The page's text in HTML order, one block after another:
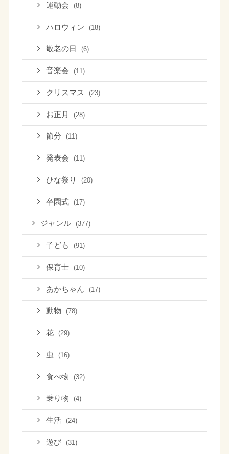
運動会 (8)
ハロウィン (18)
敬老の日 (6)
音楽会 (11)
クリスマス (23)
お正月 (28)
節分 (11)
発表会 (11)
ひな祭り (20)
卒園式 (17)
ジャンル (377)
子ども (91)
保育士 (10)
あかちゃん (17)
動物 (78)
花 (29)
虫 (16)
食べ物 (32)
乗り物 (4)
生活 (24)
遊び (31)